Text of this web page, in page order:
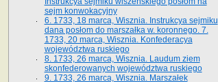
sejm konwokacyjny
6. 1733, 18 marca, Wisznia. Instrukcya sejmiku
dana posłom do marszałka w. koronnego. 7.
1733, 20 marca, Wisznia. Konfederacya
województwa ruskiego
8. 1733, 26 marca, Wisznia. Laudum ziem
skonfederowanych województwa ruskiego
9. 1733, 26 marca, Wisznia. Marszałek